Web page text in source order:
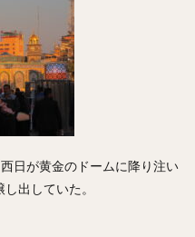
日が黄金のドームに降り注い
出していた。